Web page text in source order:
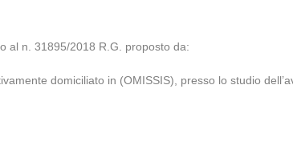
al n. 31895/2018 R.G. proposto da:
domiciliato in (OMISSIS), presso lo studio